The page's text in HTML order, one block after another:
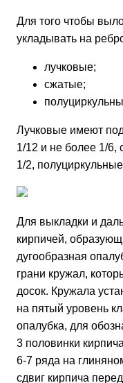
Для того чтобы
укладывать на
лучковые;
сжатые;
Лучковые имеют
1/12 и не более 1/
1/2,
Для выкладки и
кирпичей,
дугообразная
грани кружал,
досок. Кружала
на пятый уровень
опалубка, для
3 половинки
6-7 ряда на
сдвиг кирпича